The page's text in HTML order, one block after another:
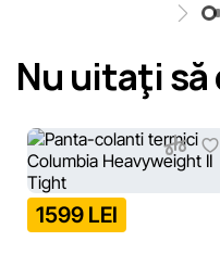
Nu uitaţi
1599 LEI